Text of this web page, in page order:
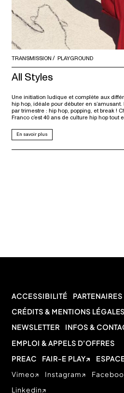
TRANSMISSION PLAYGROUND
All Styles
Une initiation ludique et complète aux
hip hop, idéale pour débuter en
par trimestre : hip hop, popping, et break !
Franco c’est 40 ans de culture hip hop tout
En savoir plus
ACCESSIBILITÉ PARTENAIRES
CRÉDITS & MENTIONS LÉGALES
NEWSLETTER
INFOS &
EMPLOI & APPELS D’OFFRES
PREAC
FAIR-E PLAY
Vimeo
Instagram
Linkedin